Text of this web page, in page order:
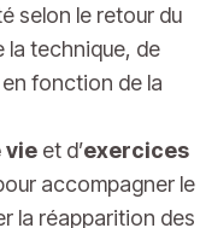
selon le retour du
technique, de
fonction de la
vie et d’exercices
accompagner le
la réapparition des